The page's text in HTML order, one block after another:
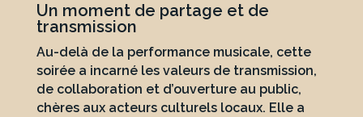
Un moment de partage et de
transmission
Au-delà de la performance musicale, cette
soirée a incarné les valeurs de transmission,
de collaboration et d’ouverture au public,
chères aux acteurs culturels locaux. Elle a